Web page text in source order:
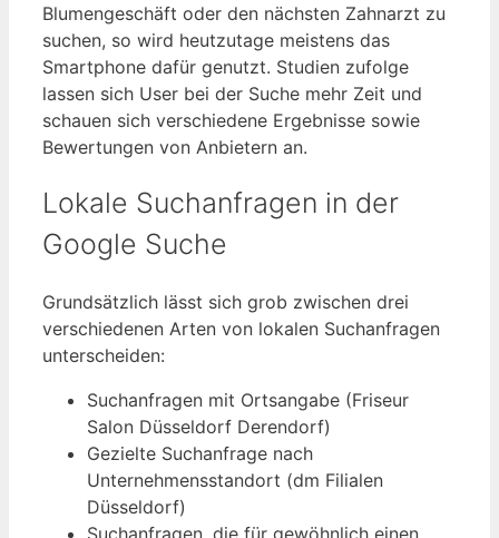
Blumengeschäft oder den nächsten Zahnarzt zu
suchen, so wird heutzutage meistens das
Smartphone dafür genutzt. Studien zufolge
lassen sich User bei der Suche mehr Zeit und
schauen sich verschiedene Ergebnisse sowie
Bewertungen von Anbietern an.
Lokale Suchanfragen in der
Google Suche
Grundsätzlich lässt sich grob zwischen drei
verschiedenen Arten von lokalen Suchanfragen
unterscheiden:
Suchanfragen mit Ortsangabe (Friseur
Salon Düsseldorf Derendorf)
Gezielte Suchanfrage nach
Unternehmensstandort (dm Filialen
Düsseldorf)